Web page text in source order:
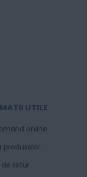
UTILE
online
produselor
de retur